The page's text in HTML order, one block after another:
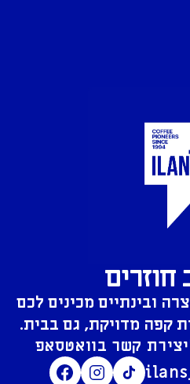
חוזרים
ובינתיים מכינים לכם
קפה מדויקת, גם בבית.